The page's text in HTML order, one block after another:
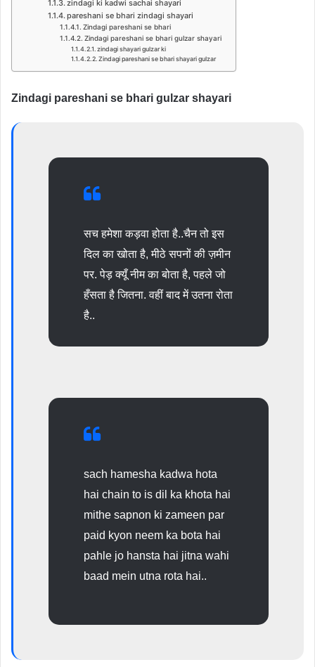
zindagi ki kadwi sachai shayari
pareshani se bhari zindagi shayari
Zindagi pareshani se bhari
Zindagi pareshani se bhari gulzar shayari
zindagi shayari gulzar ki
Zindagi pareshani se bhari shayari gulzar
Zindagi pareshani se bhari gulzar shayari
सच हमेशा कड़वा होता है..चैन तो इस
दिल का खोता है, मीठे सपनों की ज़मीन
पर. पेड़ क्यूँ नीम का बोता है, पहले जो
हँसता है जितना. वहीं बाद में उतना रोता
है..
sach hamesha kadwa hota
hai chain to is dil ka khota hai
mithe sapnon ki zameen par
paid kyon neem ka bota hai
pahle jo hansta hai jitna wahi
baad mein utna rota hai..